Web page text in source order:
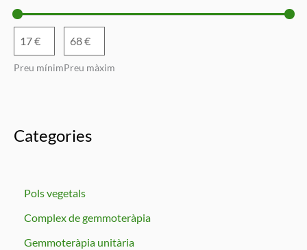
Preu mínimPreu màxim
Categories
Pols vegetals
Complex de gemmoteràpia
Gemmoteràpia unitària